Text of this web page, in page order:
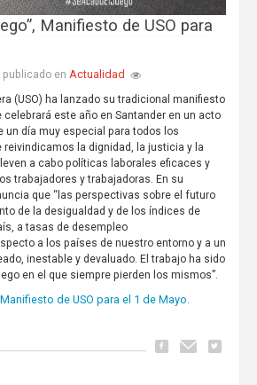
Manifiesto de USO para
publicado en Actualidad
(USO) ha lanzado su tradicional manifiesto
celebrará este año en Santander en un acto
un día muy especial para todos los
reivindicamos la dignidad, la justicia y la
a cabo políticas laborales eficaces y
trabajadores y trabajadoras. En su
que “las perspectivas sobre el futuro
de la desigualdad y de los índices de
a tasas de desempleo
a los países de nuestro entorno y a un
inestable y devaluado. El trabajo ha sido
en el que siempre pierden los mismos”.
de USO para el 1 de Mayo.